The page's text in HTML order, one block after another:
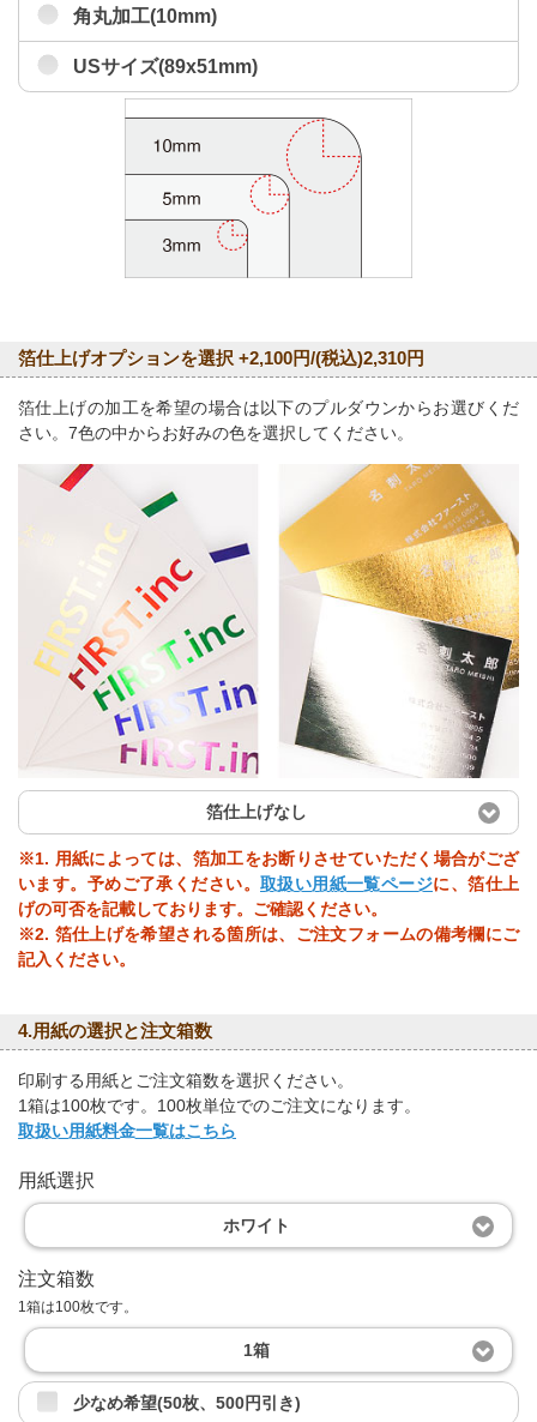
角丸加工(10mm)
USサイズ(89x51mm)
箔仕上げオプションを選択 +2,100円/(税込)2,310円
箔仕上げの加工を希望の場合は以下のプルダウンからお選びくだ
さい。7色の中からお好みの色を選択してください。
箔仕上げなし
※1. 用紙によっては、箔加工をお断りさせていただく場合がござ
います。予めご了承ください。 取扱い用紙一覧ページに、箔仕上
げの可否を記載しております。ご確認ください。
※2. 箔仕上げを希望される箇所は、ご注文フォームの備考欄にご
記入ください。
4.用紙の選択と注文箱数
印刷する用紙とご注文箱数を選択ください。
1箱は100枚です。100枚単位でのご注文になります。
取扱い用紙料金一覧はこちら
用紙選択
ホワイト
注文箱数
1箱は100枚です。
1箱
少なめ希望(50枚、500円引き)